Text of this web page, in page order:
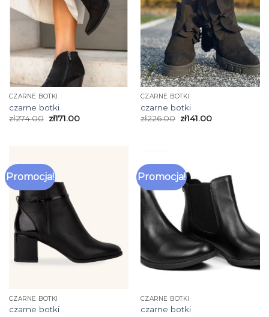
CZARNE BOTKI
czarne botki
zł274.00 zł171.00
CZARNE BOTKI
czarne botki
zł226.00 zł141.00
Promocja!
CZARNE BOTKI
czarne botki
Promocja!
CZARNE BOTKI
czarne botki